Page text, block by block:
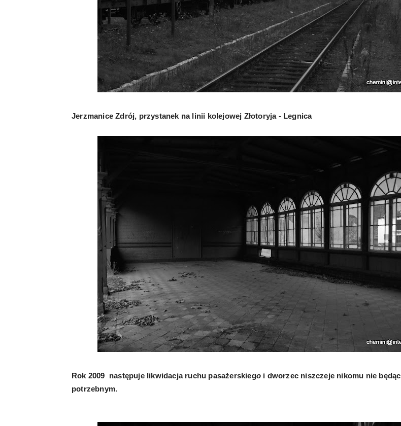
Jerzmanice Zdrój, przystanek na linii kolejowej Złotoryja - Legnica
Rok 2009 następuje likwidacja ruchu pasażerskiego i dworzec niszczeje nikomu nie będąc
potrzebnym.